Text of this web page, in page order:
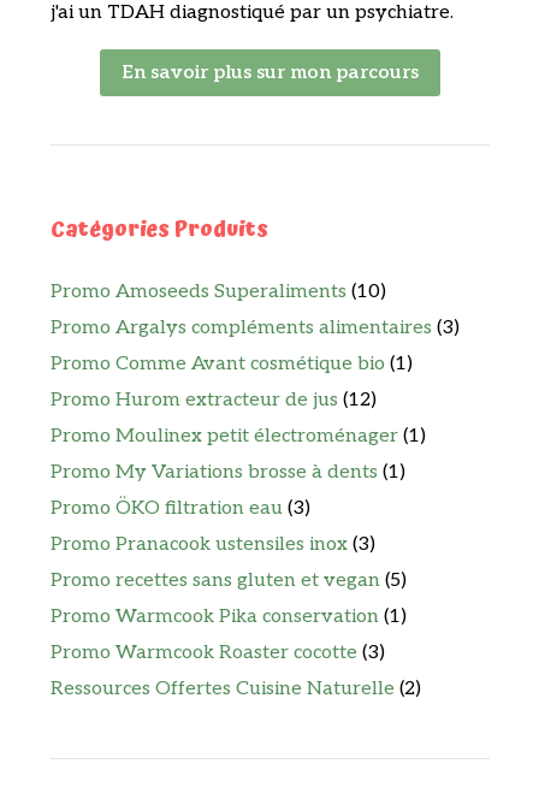
j'ai un TDAH diagnostiqué par un psychiatre.
En savoir plus sur mon parcours
Catégories Produits
Promo Amoseeds Superaliments (10)
Promo Argalys compléments alimentaires (3)
Promo Comme Avant cosmétique bio (1)
Promo Hurom extracteur de jus (12)
Promo Moulinex petit électroménager (1)
Promo My Variations brosse à dents (1)
Promo ÖKO filtration eau (3)
Promo Pranacook ustensiles inox (3)
Promo recettes sans gluten et vegan (5)
Promo Warmcook Pika conservation (1)
Promo Warmcook Roaster cocotte (3)
Ressources Offertes Cuisine Naturelle (2)